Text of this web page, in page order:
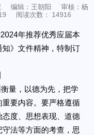
编辑：王朝阳
审核：杨
阅读次数： 14916
年推荐优秀应届本
》文件精神，特制订
量，以德为先，把学
要内容。要严格遵循
度、思想表现、道德
法等方面的考查，思